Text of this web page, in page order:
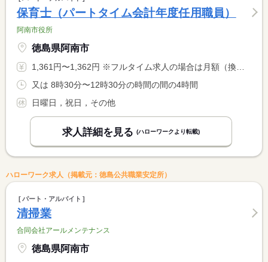
保育士（パートタイム会計年度任用職員）
阿南市役所
徳島県阿南市
1,361円〜1,362円 ※フルタイム求人の場合は月額（換算額）、パート求人の場合は時間額を表示しています。
又は 8時30分〜12時30分の時間の間の4時間
日曜日，祝日，その他
求人詳細を見る (ハローワークより転載)
ハローワーク求人（掲載元：徳島公共職業安定所）
パート・アルバイト
清掃業
合同会社アールメンテナンス
徳島県阿南市